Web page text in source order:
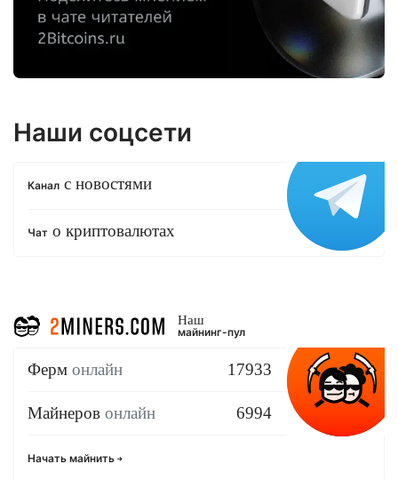
Наши соцсети
Канал с новостями
Чат о криптовалютах
Наш
майнинг-пул
Ферм онлайн 17933
Майнеров онлайн 6994
Начать майнить